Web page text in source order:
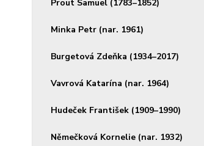
Prout Samuel (1783–1852)
Minka Petr (nar. 1961)
Burgetová Zdeňka (1934–2017)
Vavrová Katarína (nar. 1964)
Hudeček František (1909–1990)
Němečková Kornelie (nar. 1932)